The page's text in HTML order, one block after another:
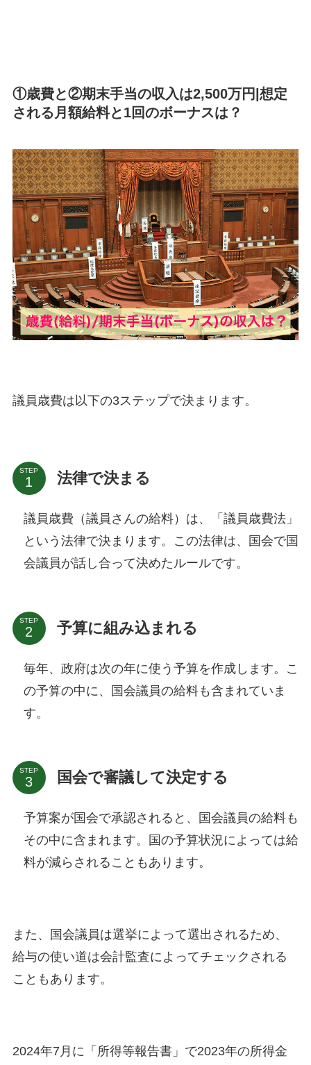
①歳費と②期末手当の収入は2,500万円|想定
される月額給料と1回のボーナスは？
議員歳費は以下の3ステップで決まります。
STEP 法律で決まる
議員歳費（議員さんの給料）は、「議員歳費法」
という法律で決まります。この法律は、国会で国
会議員が話し合って決めたルールです。
STEP 予算に組み込まれる
毎年、政府は次の年に使う予算を作成します。こ
の予算の中に、国会議員の給料も含まれていま
す。
STEP 国会で審議して決定する
予算案が国会で承認されると、国会議員の給料も
その中に含まれます。国の予算状況によっては給
料が減らされることもあります。
また、国会議員は選挙によって選出されるため、
給与の使い道は会計監査によってチェックされる
こともあります。
2024年7月に「所得等報告書」で2023年の所得金